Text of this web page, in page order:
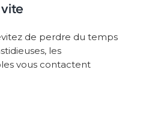
de perdre du temps
les
vous contactent